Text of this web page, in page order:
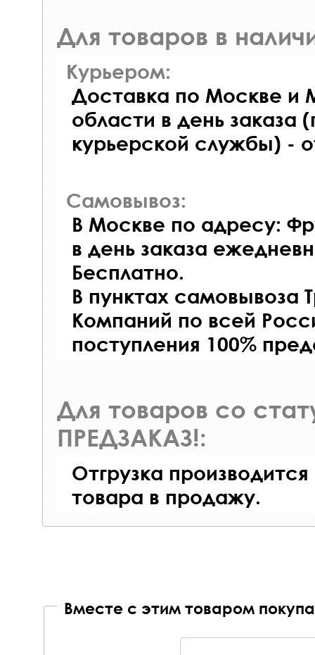
Для товаров в
Курьером:
Доставка по Москве и
области в день заказа
курьерской службы) -
Самовывоз:
В Москве по адресу:
в день заказа
Бесплатно.
В пунктах самовывоза
Компаний по всей
поступления 100%
Для товаров со
ПРЕДЗАКАЗ!:
Отгрузка
товара в продажу.
Вместе с этим товаром